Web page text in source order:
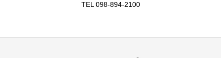
TEL 098-894-2100